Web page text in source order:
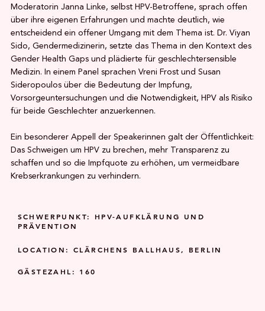
Moderatorin Janna Linke, selbst HPV-Betroffene, sprach offen
über ihre eigenen Erfahrungen und machte deutlich, wie
entscheidend ein offener Umgang mit dem Thema ist. Dr. Viyan
Sido, Gendermedizinerin, setzte das Thema in den Kontext des
Gender Health Gaps und plädierte für geschlechtersensible
Medizin. In einem Panel sprachen Vreni Frost und Susan
Sideropoulos über die Bedeutung der Impfung,
Vorsorgeuntersuchungen und die Notwendigkeit, HPV als Risiko
für beide Geschlechter anzuerkennen.
Ein besonderer Appell der Speakerinnen galt der Öffentlichkeit:
Das Schweigen um HPV zu brechen, mehr Transparenz zu
schaffen und so die Impfquote zu erhöhen, um vermeidbare
Krebserkrankungen zu verhindern.
SCHWERPUNKT: HPV-AUFKLÄRUNG UND
PRÄVENTION
LOCATION: CLÄRCHENS BALLHAUS, BERLIN
GÄSTEZAHL: 160